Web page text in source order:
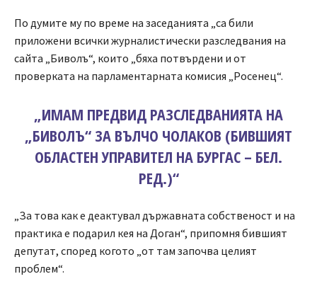
По думите му по време на заседанията „са били
приложени всички журналистически разследвания на
сайта „Биволъ“, които „бяха потвърдени и от
проверката на парламентарната комисия „Росенец“.
„ИМАМ ПРЕДВИД РАЗСЛЕДВАНИЯТА НА
„БИВОЛЪ“ ЗА ВЪЛЧО ЧОЛАКОВ (БИВШИЯТ
ОБЛАСТЕН УПРАВИТЕЛ НА БУРГАС – БЕЛ.
РЕД.)“
„За това как е деактувал държавната собственост и на
практика е подарил кея на Доган“, припомня бившият
депутат, според когото „от там започва целият
проблем“.